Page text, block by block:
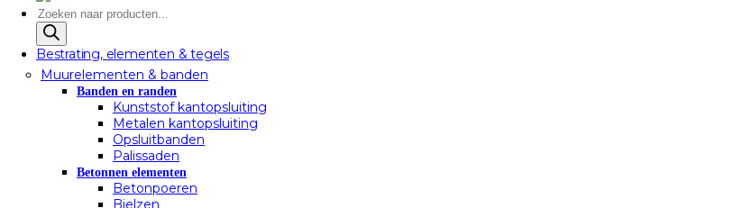
Producten
zoeken
Bestrating, elementen & tegels
Muurelementen & banden
Banden en randen
Kunststof kantopsluiting
Metalen kantopsluiting
Opsluitbanden
Palissaden
Betonnen elementen
Betonpoeren
Bielzen